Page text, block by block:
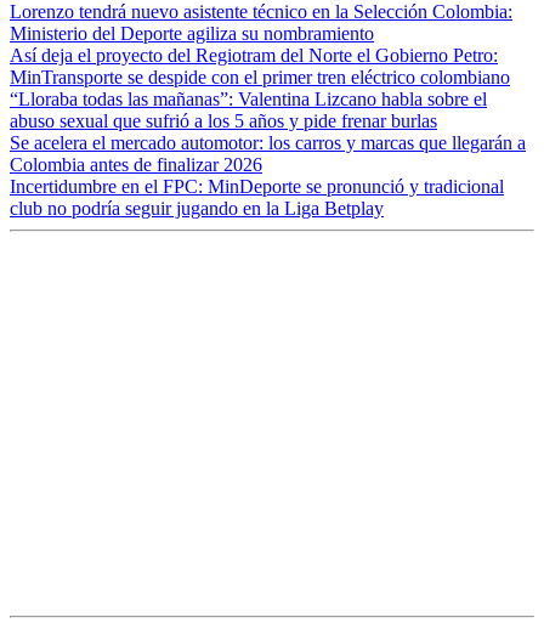
Lorenzo tendrá nuevo asistente técnico en la Selección Colombia:
Ministerio del Deporte agiliza su nombramiento
Así deja el proyecto del Regiotram del Norte el Gobierno Petro:
MinTransporte se despide con el primer tren eléctrico colombiano
“Lloraba todas las mañanas”: Valentina Lizcano habla sobre el
abuso sexual que sufrió a los 5 años y pide frenar burlas
Se acelera el mercado automotor: los carros y marcas que llegarán a
Colombia antes de finalizar 2026
Incertidumbre en el FPC: MinDeporte se pronunció y tradicional
club no podría seguir jugando en la Liga Betplay